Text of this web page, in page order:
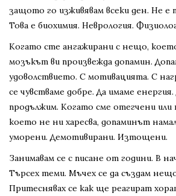
защото го изживявам всеки ден. Не е
Това е биохимия. Неврология.
Когато сте ангажирани с нещо, което
мозъкът ви произвежда допамин.
удоволствието. С мотивацията. С
се чувстваме добре. Да имаме енергия.
продължим. Когато сме отегчени или
което не ни харесва, допаминът
уморени. Демотивирани. Изтощени.
Занимавам се с писане от години. В
Търсех теми. Мъчех се да създам
Притеснявах се как ще реагират